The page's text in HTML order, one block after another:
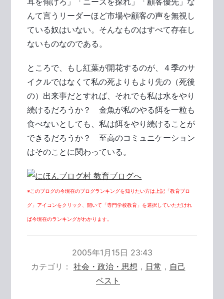
んて言うリーダーほど市場や顧客の声を無視し
ている奴はいない。そんなものはすべて存在し
ないものなのである。
ところで、もし紅葉が開花するのが、４季のサ
イクルではなくて私の死よりもより先の（死後
の）出来事だとすれば、それでも私は水をやり
続けるだろうか？ 金魚が私のやる餌を一粒も
食べないとしても、私は餌をやり続けることが
できるだろうか？ 至高のコミュニケーション
はそのことに関わっている。
※このブログの今現在のブログランキングを知りたい方は上記「教育ブロ
グ」アイコンをクリック、開いて「専門学校教育」を選択していただけれ
ば今現在のランキングがわかります。
2005年1月15日 23:43
カテゴリ
社会・政治・思想 ， 日常 ， 自己
ベスト